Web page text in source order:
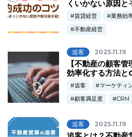
くいかない原因
賃貸経営 業務効
不動産経営
追客 2025.11.19
【不動産の顧客
効率化する方法と
追客 マーケティ
顧客満足度
CRM
追客 2025.11.19